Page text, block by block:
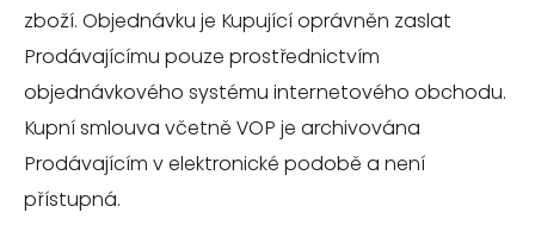
zboží. Objednávku je Kupující oprávněn zaslat
Prodávajícímu pouze prostřednictvím
objednávkového systému internetového obchodu.
Kupní smlouva včetně VOP je archivována
Prodávajícím v elektronické podobě a není
přístupná.